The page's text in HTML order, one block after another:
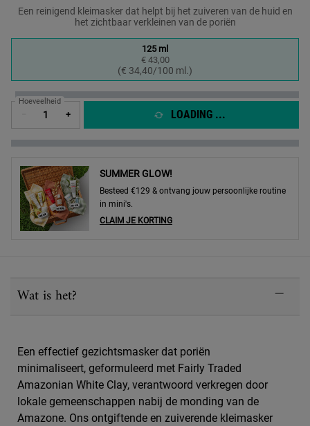
Een reinigend kleimasker dat helpt bij het zuiveren van de huid en
het zichtbaar verkleinen van de poriën
Geselecteerd
125 ml
€ 43,00
(€ 34,40/100 ml.)
, 1 of 1
Hoeveelheid
+ LOADING ...
SUMMER GLOW!
Besteed €129 & ontvang jouw persoonlijke routine
in mini's.
CLAIM JE KORTING
Wat is het?
Een effectief gezichtsmasker dat poriën
minimaliseert, geformuleerd met Fairly Traded
Amazonian White Clay, verantwoord verkregen door
lokale gemeenschappen nabij de monding van de
Amazone. Ons ontgiftende en zuiverende kleimasker